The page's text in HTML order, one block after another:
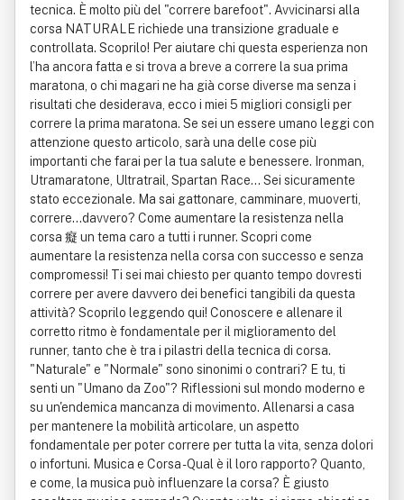
tecnica. È molto più del "correre barefoot". Avvicinarsi alla
corsa NATURALE richiede una transizione graduale e
controllata. Scoprilo! Per aiutare chi questa esperienza non
l’ha ancora fatta e si trova a breve a correre la sua prima
maratona, o chi magari ne ha già corse diverse ma senza i
risultati che desiderava, ecco i miei 5 migliori consigli per
correre la prima maratona. Se sei un essere umano leggi con
attenzione questo articolo, sarà una delle cose più
importanti che farai per la tua salute e benessere. Ironman,
Utramaratone, Ultratrail, Spartan Race... Sei sicuramente
stato eccezionale. Ma sai gattonare, camminare, muoverti,
correre...davvero? Come aumentare la resistenza nella
corsa 癡 un tema caro a tutti i runner. Scopri come
aumentare la resistenza nella corsa con successo e senza
compromessi! Ti sei mai chiesto per quanto tempo dovresti
correre per avere davvero dei benefici tangibili da questa
attività? Scoprilo leggendo qui! Conoscere e allenare il
corretto ritmo è fondamentale per il miglioramento del
runner, tanto che è tra i pilastri della tecnica di corsa.
"Naturale" e "Normale" sono sinonimi o contrari? E tu, ti
senti un "Umano da Zoo"? Riflessioni sul mondo moderno e
su un'endemica mancanza di movimento. Allenarsi a casa
per mantenere la mobilità articolare, un aspetto
fondamentale per poter correre per tutta la vita, senza dolori
o infortuni. Musica e Corsa - Qual è il loro rapporto? Quanto,
e come, la musica può influenzare la corsa? È giusto